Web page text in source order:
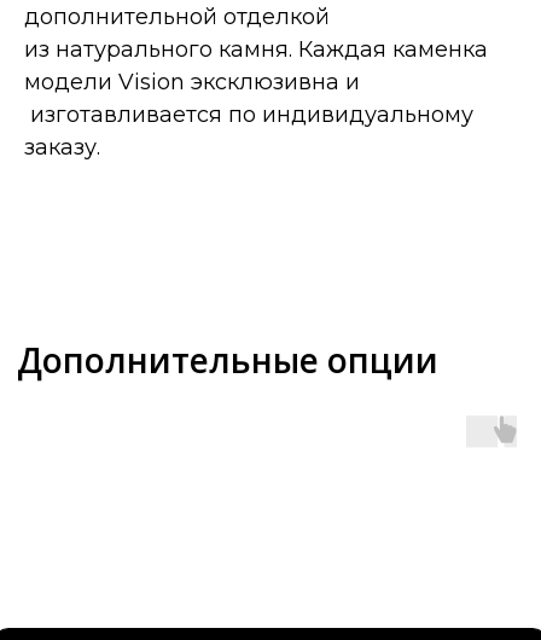
дополнительной отделкой
из натурального камня. Каждая каменка
модели Vision эксклюзивна и
изготавливается по индивидуальному
заказу.